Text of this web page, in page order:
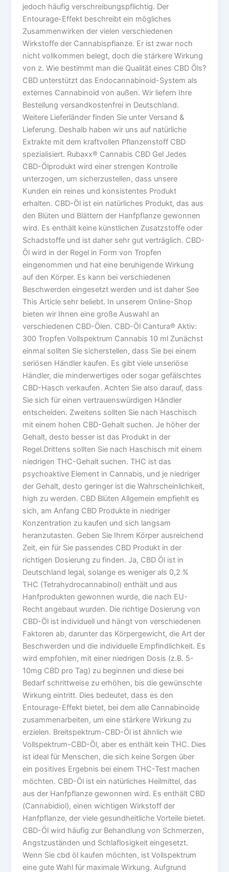
jedoch häufig verschreibungspflichtig. Der
Entourage-Effekt beschreibt ein mögliches
Zusammenwirken der vielen verschiedenen
Wirkstoffe der Cannabispflanze. Er ist zwar noch
nicht vollkommen belegt, doch die stärkere Wirkung
von z. Wie bestimmt man die Qualität eines CBD Öls?
CBD unterstützt das Endocannabinoid-System als
externes Cannabinoid von außen. Wir liefern Ihre
Bestellung versandkostenfrei in Deutschland.
Weitere Lieferländer finden Sie unter Versand &
Lieferung. Deshalb haben wir uns auf natürliche
Extrakte mit dem kraftvollen Pflanzenstoff CBD
spezialisiert. Rubaxx® Cannabis CBD Gel Jedes
CBD-Ölprodukt wird einer strengen Kontrolle
unterzogen, um sicherzustellen, dass unsere
Kunden ein reines und konsistentes Produkt
erhalten. CBD-Öl ist ein natürliches Produkt, das aus
den Blüten und Blättern der Hanfpflanze gewonnen
wird. Es enthält keine künstlichen Zusatzstoffe oder
Schadstoffe und ist daher sehr gut verträglich. CBD-
Öl wird in der Regel in Form von Tropfen
eingenommen und hat eine beruhigende Wirkung
auf den Körper. Es kann bei verschiedenen
Beschwerden eingesetzt werden und ist daher See
This Article sehr beliebt. In unserem Online-Shop
bieten wir Ihnen eine große Auswahl an
verschiedenen CBD-Ölen. CBD-Öl Cantura® Aktiv:
300 Tropfen Vollspektrum Cannabis 10 ml Zunächst
einmal sollten Sie sicherstellen, dass Sie bei einem
seriösen Händler kaufen. Es gibt viele unseriöse
Händler, die minderwertiges oder sogar gefälschtes
CBD-Hasch verkaufen. Achten Sie also darauf, dass
Sie sich für einen vertrauenswürdigen Händler
entscheiden. Zweitens sollten Sie nach Haschisch
mit einem hohen CBD-Gehalt suchen. Je höher der
Gehalt, desto besser ist das Produkt in der
Regel.Drittens sollten Sie nach Haschisch mit einem
niedrigen THC-Gehalt suchen. THC ist das
psychoaktive Element in Cannabis, und je niedriger
der Gehalt, desto geringer ist die Wahrscheinlichkeit,
high zu werden. CBD Blüten Allgemein empfiehlt es
sich, am Anfang CBD Produkte in niedriger
Konzentration zu kaufen und sich langsam
heranzutasten. Geben Sie Ihrem Körper ausreichend
Zeit, ein für Sie passendes CBD Produkt in der
richtigen Dosierung zu finden. Ja, CBD Öl ist in
Deutschland legal, solange es weniger als 0,2 %
THC (Tetrahydrocannabinol) enthält und aus
Hanfprodukten gewonnen wurde, die nach EU-
Recht angebaut wurden. Die richtige Dosierung von
CBD-Öl ist individuell und hängt von verschiedenen
Faktoren ab, darunter das Körpergewicht, die Art der
Beschwerden und die individuelle Empfindlichkeit. Es
wird empfohlen, mit einer niedrigen Dosis (z.B. 5-
10mg CBD pro Tag) zu beginnen und diese bei
Bedarf schrittweise zu erhöhen, bis die gewünschte
Wirkung eintritt. Dies bedeutet, dass es den
Entourage-Effekt bietet, bei dem alle Cannabinoide
zusammenarbeiten, um eine stärkere Wirkung zu
erzielen. Breitspektrum-CBD-Öl ist ähnlich wie
Vollspektrum-CBD-Öl, aber es enthält kein THC. Dies
ist ideal für Menschen, die sich keine Sorgen über
ein positives Ergebnis bei einem THC-Test machen
möchten. CBD-Öl ist ein natürliches Heilmittel, das
aus der Hanfpflanze gewonnen wird. Es enthält CBD
(Cannabidiol), einen wichtigen Wirkstoff der
Hanfpflanze, der viele gesundheitliche Vorteile bietet.
CBD-Öl wird häufig zur Behandlung von Schmerzen,
Angstzuständen und Schlaflosigkeit eingesetzt.
Wenn Sie cbd öl kaufen möchten, ist Vollspektrum
eine gute Wahl für maximale Wirkung. Aufgrund